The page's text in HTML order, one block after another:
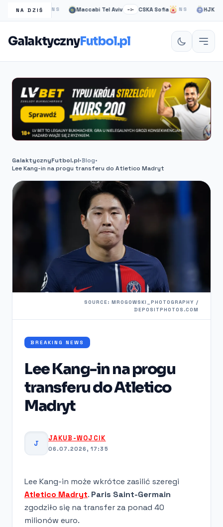
NA DZIŚ
Rangers NS Maccabi Tel Aviv –:– CSKA Sofia NS HJK
GalaktycznyFutbol.pl
GalaktycznyFutbol.pl•Blog•
Lee Kang-in na progu transferu do Atletico Madryt
SOURCE: MROGOWSKI_PHOTOGRAPHY /
DEPOSITPHOTOS.COM
BREAKING NEWS
Lee Kang-in na progu
transferu do Atletico
Madryt
J
JAKUB-WOJCIK
06.07.2026, 17:35
Lee Kang-in może wkrótce zasilić szeregi
Atletico Madryt. Paris Saint-Germain
zgodziło się na transfer za ponad 40
milionów euro.